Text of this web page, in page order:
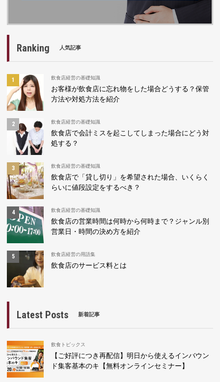
Ranking 人気記事
飲食店経営の基礎知識
お客様が飲食店に忘れ物をした場合どうする？保管
方法や対処方法を紹介
飲食店経営の基礎知識
飲食店で会計ミスを起こしてしまった場合にどう対
処する？
飲食店経営の基礎知識
飲食店で「貸し切り」を希望された場合、いくらく
らいに値段設定をするべき？
飲食店経営の基礎知識
飲食店の営業時間は何時から何時まで？ジャンル別
営業日・時間の決め方を紹介
飲食店経営の用語集
飲食店のサービス料とは
Latest Posts 新着記事
飲食トピックス
【ご好評につき再配信】明日から使えるインバウン
ド集客基本のキ【無料オンラインセミナー】